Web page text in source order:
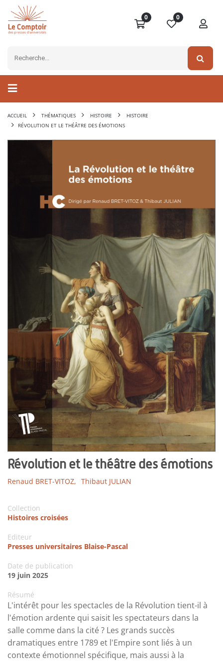
0 0
ACCUEIL THÉMATIQUES HISTOIRE
HISTOIRE
RÉVOLUTION ET LE THÉÂTRE DES ÉMOTIONS
Révolution et le théâtre des émotions
Renaud BRET-VITOZ, Thibaut JULIAN
Collection
Histoires croisées
Editeur
Presses universitaires Blaise-Pascal
Date de publication
19 juin 2025
Résumé
L'intérêt pour les spectacles de la Révolution tient-il à
l'émotion ardente qui saisit les spectateurs dans la
salle comme dans la cité ? Les grands succès
dramatiques entre 1789 et l'Empire sont liés à un
contexte émotionnel spécifique, mais aussi à la